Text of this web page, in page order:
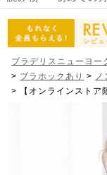
ブラデリスニューヨー
ブラホックあり
【オンラインスト